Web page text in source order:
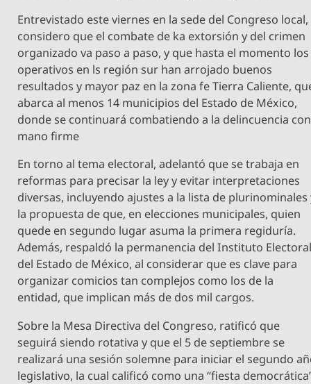
Entrevistado este viernes en la sede del Congreso local,
considero que el combate de ka extorsión y del crimen
organizado va paso a paso, y que hasta el momento los
operativos en ls región sur han arrojado buenos
resultados y mayor paz en la zona fe Tierra Caliente,
abarca al menos 14 municipios del Estado de México,
donde se continuará combatiendo a la delincuencia con
mano firme
En torno al tema electoral, adelantó que se trabaja en
reformas para precisar la ley y evitar interpretaciones
diversas, incluyendo ajustes a la lista de plurinominales
la propuesta de que, en elecciones municipales, quien
quede en segundo lugar asuma la primera regiduría.
Además, respaldó la permanencia del Instituto
del Estado de México, al considerar que es clave para
organizar comicios tan complejos como los de la
entidad, que implican más de dos mil cargos.
Sobre la Mesa Directiva del Congreso, ratificó que
seguirá siendo rotativa y que el 5 de septiembre se
realizará una sesión solemne para iniciar el segundo
legislativo, la cual calificó como una “fiesta